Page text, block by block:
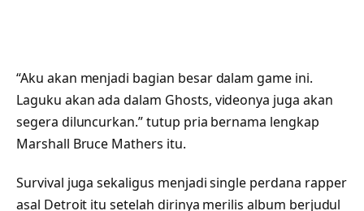
“Aku akan menjadi bagian besar dalam game ini.
Laguku akan ada dalam Ghosts, videonya juga akan
segera diluncurkan.” tutup pria bernama lengkap
Marshall Bruce Mathers itu.
Survival juga sekaligus menjadi single perdana rapper
asal Detroit itu setelah dirinya merilis album berjudul